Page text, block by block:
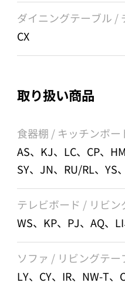
ダイニングテーブル /
CX
取り扱い商品
食器棚 / キッチンボー
AS、KJ、LC、CP、
SY、JN、RU/RL、YS
テレビボード / リビン
WS、KP、PJ、AQ、
ソファ / リビングテー
LY、CY、IR、NW-T、